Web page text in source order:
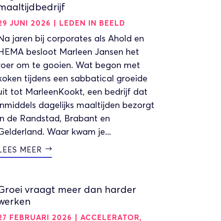
JUNI 2026 | LEDEN IN BEELD
jaren bij corporates als Ahold en
besloot Marleen Jansen het
om te gooien. Wat begon met
tijdens een sabbatical groeide
tot MarleenKookt, een bedrijf dat
dagelijks maaltijden bezorgt
de Randstad, Brabant en
Waar kwam je...
MEER
vraagt meer dan harder
FEBRUARI 2026 | ACCELERATOR,